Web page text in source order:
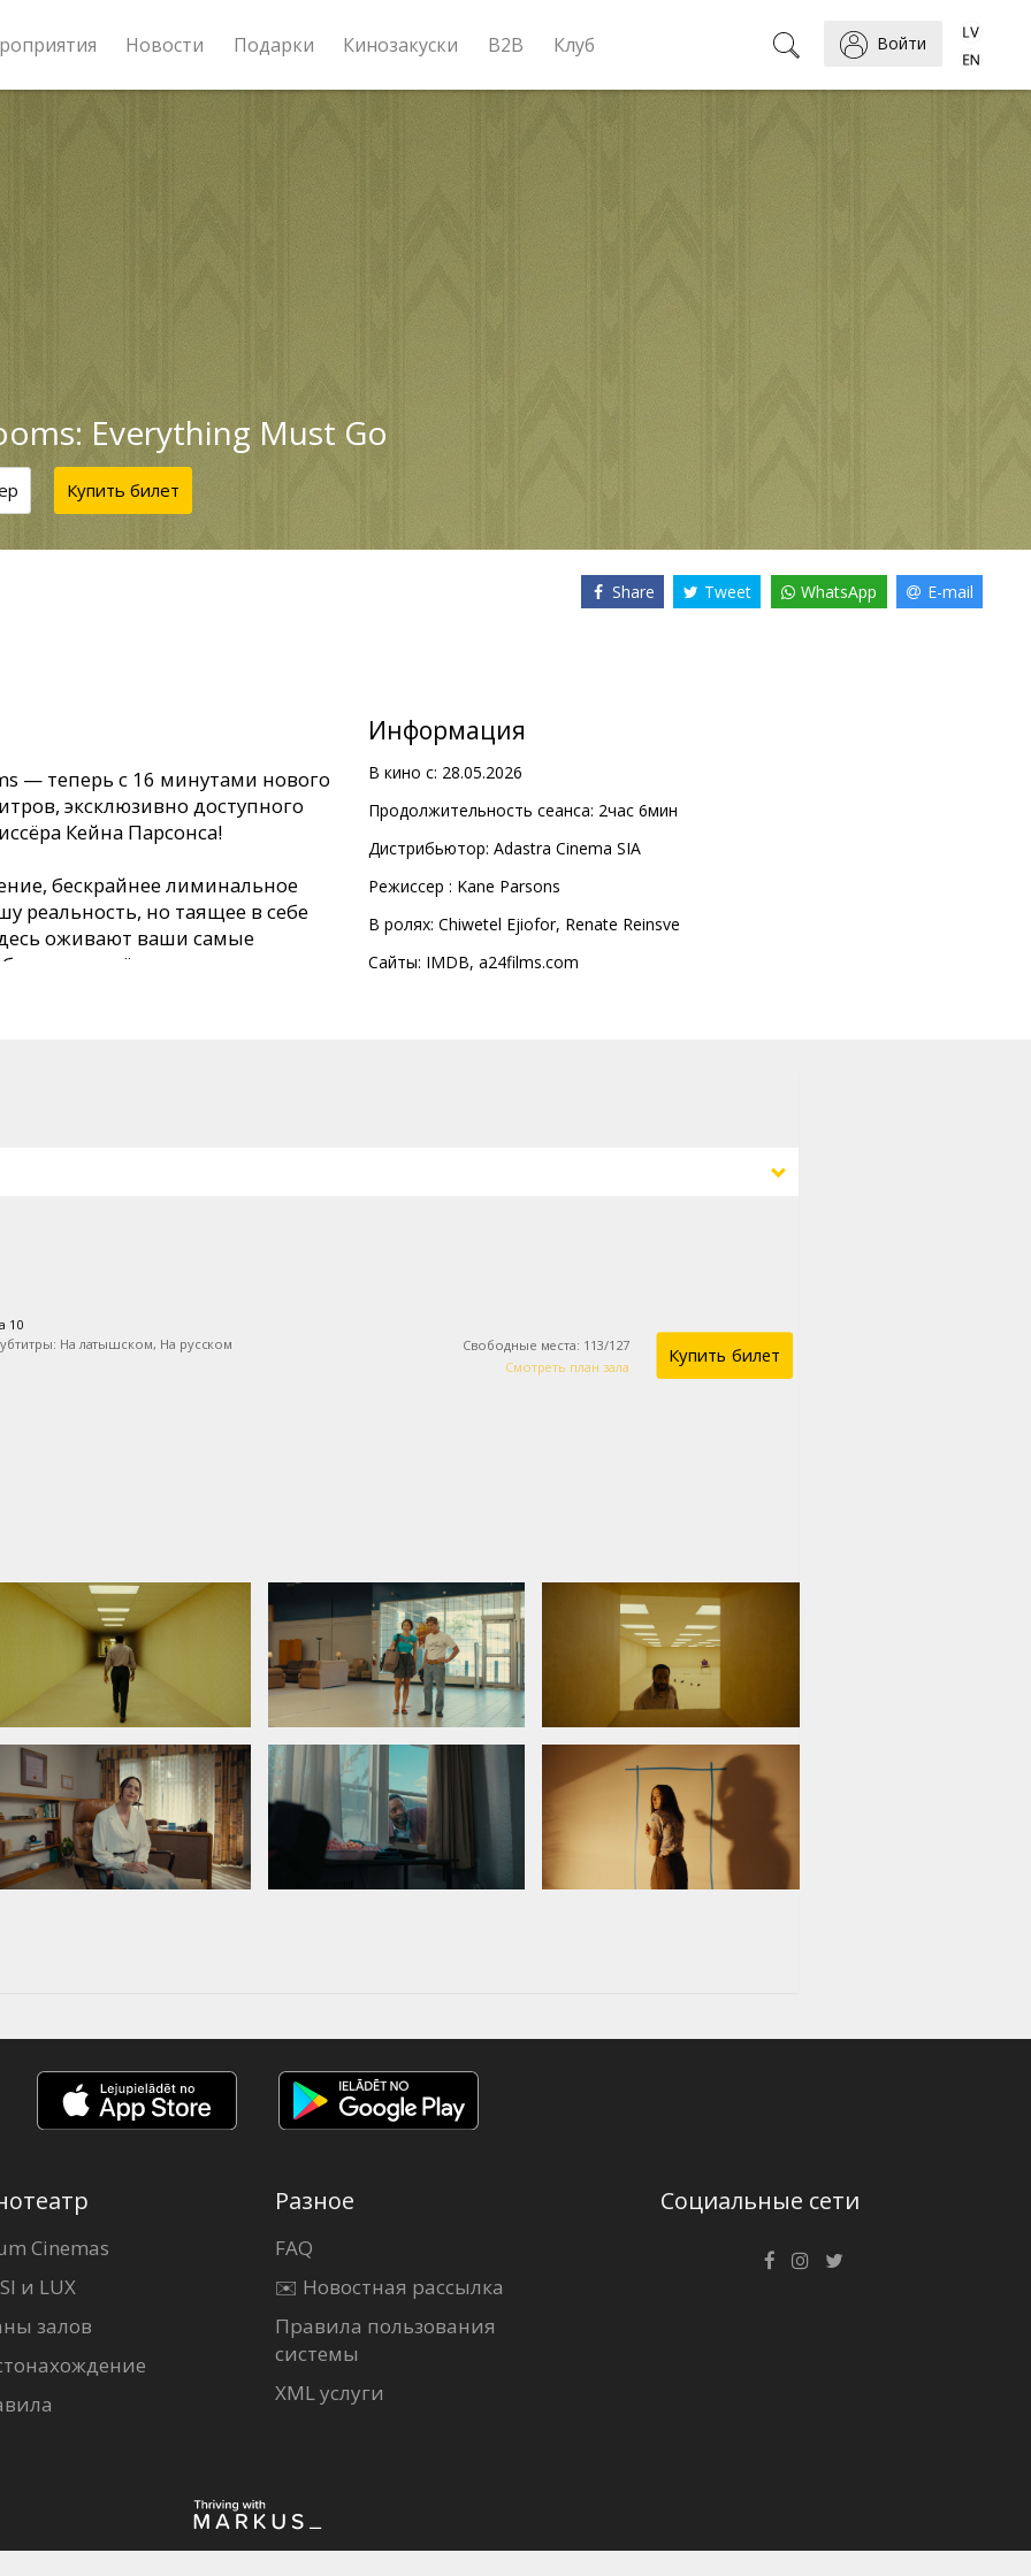
Новости Подарки Кинозакуски B2B Клуб Войти
Everything Must Go
Купить билет
Share Tweet WhatsApp E-mail
— теперь с 16 минутами нового
эксклюзивно доступного
Кейна Парсонса!
бескрайнее лиминальное
реальность, но таящее в себе
оживают ваши самые
всё.
субтитрами на латышском и
Информация
В кино с: 28.05.2026
Продолжительность сеанса: 2час 6мин
Дистрибьютор: Adastra Cinema SIA
Pежиссер : Kane Parsons
В ролях: Chiwetel Ejiofor, Renate Reinsve
Сайты: IMDB, a24films.com
10
На латышском, На русском Свободные места: 113/127
Смотреть план зала
Купить билет
Cinemas
и LUX
залов
Разное
FAQ
✉️ Новостная рассылка
Правила пользования
системы
XML услуги
Социальные сети